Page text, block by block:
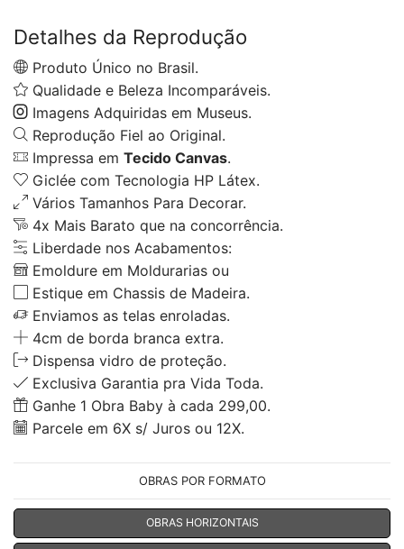
Detalhes da Reprodução
Produto Único no Brasil.
Qualidade e Beleza Incomparáveis.
Imagens Adquiridas em Museus.
Reprodução Fiel ao Original.
Impressa em Tecido Canvas.
Giclée com Tecnologia HP Látex.
Vários Tamanhos Para Decorar.
4x Mais Barato que na concorrência.
Liberdade nos Acabamentos:
Emoldure em Moldurarias ou
Estique em Chassis de Madeira.
Enviamos as telas enroladas.
4cm de borda branca extra.
Dispensa vidro de proteção.
Exclusiva Garantia pra Vida Toda.
Ganhe 1 Obra Baby à cada 299,00.
Parcele em 6X s/ Juros ou 12X.
OBRAS POR FORMATO
OBRAS HORIZONTAIS